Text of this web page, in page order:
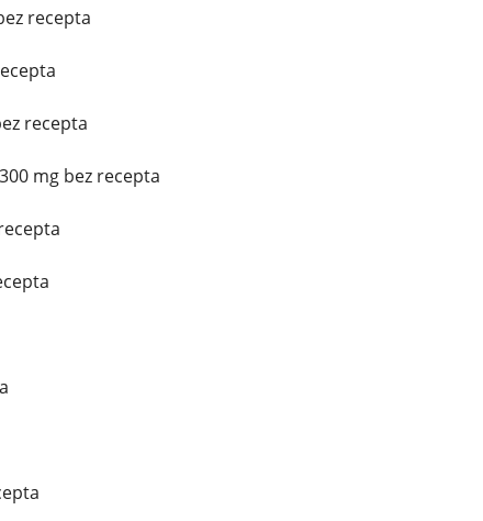
recepta
recepta
mg bez recepta